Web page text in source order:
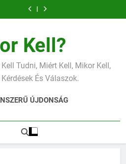
Kell?
Tudni, Miért Kell, Mikor Kell,
És Válaszok.
ÚJDONSÁG